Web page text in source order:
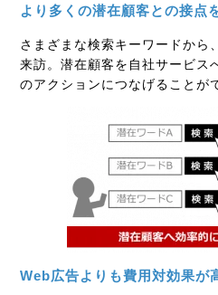
より多くの潜在顧客との接点
さまざまな検索キーワードから
来訪。潜在顧客を自社サービス
のアクションにつなげることが
Web広告よりも費用対効果が